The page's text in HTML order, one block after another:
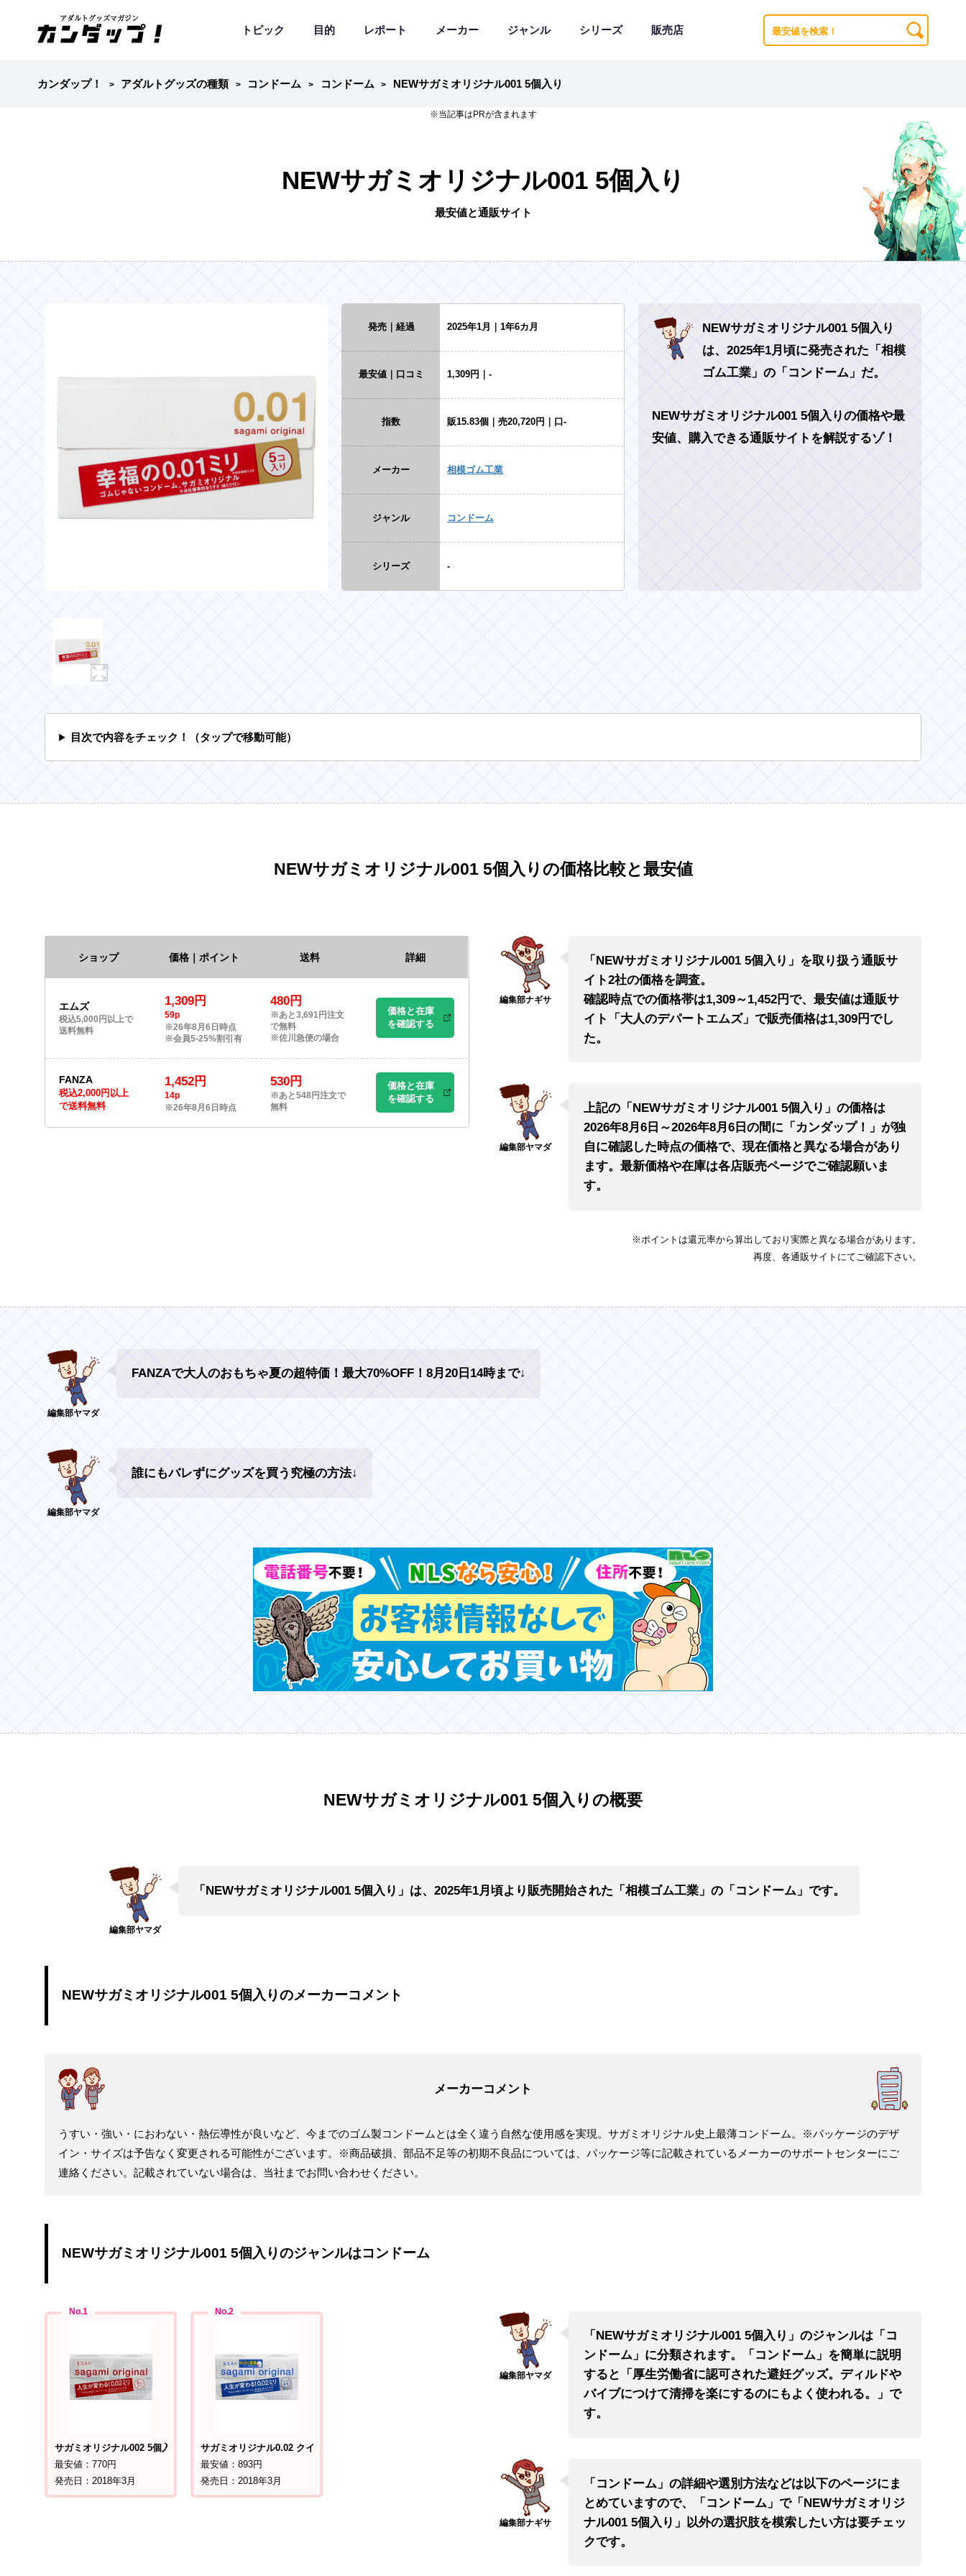
トピック 目的 レポート メーカー ジャンル シリーズ 販売店
カンダップ！ アダルトグッズの種類 コンドーム コンドーム NEWサガミオリジナル001 5個入り
NEWサガミオリジナル001 5個入り
最安値と通販サイト
発売｜経過 2025年1月｜1年6カ月
最安値｜口コミ 1,309円｜-
指数 販15.83個｜売20,720円｜口-
メーカー 相模ゴム工業
ジャンル コンドーム
シリーズ -
NEWサガミオリジナル001 5個入り
は、2025年1月頃に発売された「相模
ゴム工業」の「コンドーム」だ。
NEWサガミオリジナル001 5個入りの価格や最
安値、購入できる通販サイトを解説するゾ！
目次で内容をチェック！（タップで移動可能）
NEWサガミオリジナル001 5個入りの価格比較と最安値
ショップ 価格｜ポイント 送料 詳細
エムズ
税込5,000円以上で
送料無料
1,309円
59p
※26年8月6日時点
※会員5-25%割引有
480円
※あと3,691円注文
で無料
※佐川急便の場合
価格と在庫
を確認する
FANZA
税込2,000円以上
で送料無料
1,452円
14p
※26年8月6日時点
530円
※あと548円注文で
無料
価格と在庫
を確認する
「NEWサガミオリジナル001 5個入り」を取り扱う通販サ
イト2社の価格を調査。
確認時点での価格帯は1,309～1,452円で、最安値は通販サ
イト「大人のデパートエムズ」で販売価格は1,309円でし
た。
上記の「NEWサガミオリジナル001 5個入り」の価格は
2026年8月6日～2026年8月6日の間に「カンダップ！」が独
自に確認した時点の価格で、現在価格と異なる場合があり
ます。最新価格や在庫は各店販売ページでご確認願いま
す。
※ポイントは還元率から算出しており実際と異なる場合があります。
再度、各通販サイトにてご確認下さい。
FANZAで大人のおもちゃ夏の超特価！最大70%OFF！8月20日14時まで↓
誰にもバレずにグッズを買う究極の方法↓
NEWサガミオリジナル001 5個入りの概要
「NEWサガミオリジナル001 5個入り」は、2025年1月頃より販売開始された「相模ゴム工業」の「コンドーム」です。
NEWサガミオリジナル001 5個入りのメーカーコメント
うすい・強い・におわない・熱伝導性が良いなど、今までのゴム製コンドームとは全く違う自然な使用感を実現。サガミオリジナル史上最薄コンドーム。※パッケージのデザ
イン・サイズは予告なく変更される可能性がございます。※商品破損、部品不足等の初期不良品については、パッケージ等に記載されているメーカーのサポートセンターにご
連絡ください。記載されていない場合は、当社までお問い合わせください。
NEWサガミオリジナル001 5個入りのジャンルはコンドーム
サガミオリジナル002 5個入り
最安値：770円
発売日：2018年3月
サガミオリジナル0.02 クイック5個入り
最安値：893円
発売日：2018年3月
「NEWサガミオリジナル001 5個入り」のジャンルは「コ
ンドーム」に分類されます。「コンドーム」を簡単に説明
すると「厚生労働省に認可された避妊グッズ。ディルドや
バイブにつけて清掃を楽にするのにもよく使われる。」で
す。
「コンドーム」の詳細や選別方法などは以下のページにま
とめていますので、「コンドーム」で「NEWサガミオリジ
ナル001 5個入り」以外の選択肢を模索したい方は要チェッ
クです。